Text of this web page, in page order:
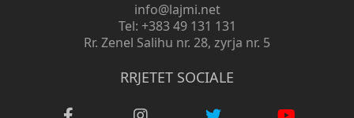
info@lajmi.net
Tel: +383 49 131 131
Rr. Zenel Salihu nr. 28, zyrja nr. 5
RRJETET SOCIALE